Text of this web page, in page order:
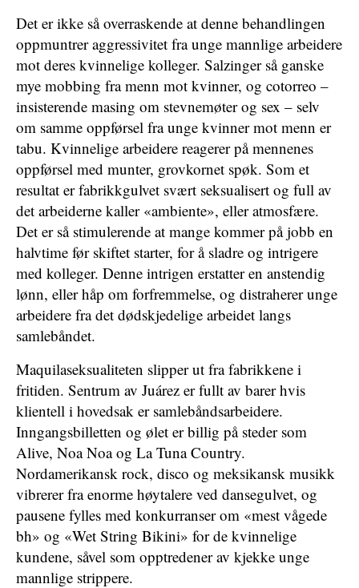
Det er ikke så overraskende at denne behandlingen
oppmuntrer aggressivitet fra unge mannlige arbeidere
mot deres kvinnelige kolleger. Salzinger så ganske
mye mobbing fra menn mot kvinner, og cotorreo –
insisterende masing om stevnemøter og sex – selv
om samme oppførsel fra unge kvinner mot menn er
tabu. Kvinnelige arbeidere reagerer på mennenes
oppførsel med munter, grovkornet spøk. Som et
resultat er fabrikkgulvet svært seksualisert og full av
det arbeiderne kaller «ambiente», eller atmosfære.
Det er så stimulerende at mange kommer på jobb en
halvtime før skiftet starter, for å sladre og intrigere
med kolleger. Denne intrigen erstatter en anstendig
lønn, eller håp om forfremmelse, og distraherer unge
arbeidere fra det dødskjedelige arbeidet langs
samlebåndet.
Maquilaseksualiteten slipper ut fra fabrikkene i
fritiden. Sentrum av Juárez er fullt av barer hvis
klientell i hovedsak er samlebåndsarbeidere.
Inngangsbilletten og ølet er billig på steder som
Alive, Noa Noa og La Tuna Country.
Nordamerikansk rock, disco og meksikansk musikk
vibrerer fra enorme høytalere ved dansegulvet, og
pausene fylles med konkurranser om «mest vågede
bh» og «Wet String Bikini» for de kvinnelige
kundene, såvel som opptredener av kjekke unge
mannlige strippere.